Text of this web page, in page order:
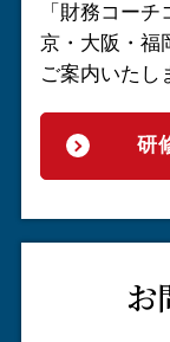
「財務コー
京・大阪・福
ご案内いたし
研
お